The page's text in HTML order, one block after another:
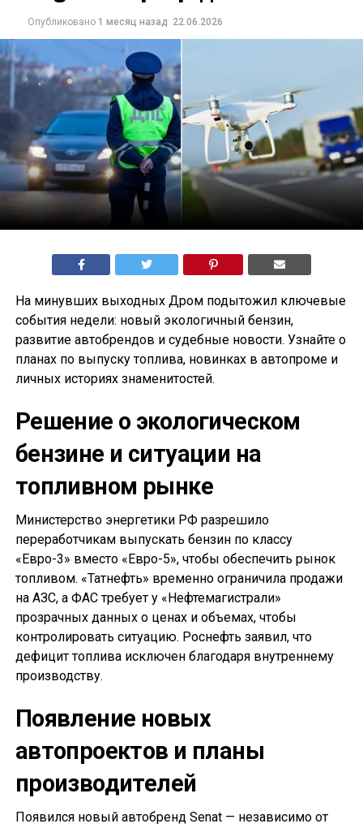
Опубликовано 1 месяц назад 22.06.2026
На минувших выходных Дром подытожил ключевые
события недели: новый экологичный бензин,
развитие автобрендов и судебные новости. Узнайте о
планах по выпуску топлива, новинках в автопроме и
личных историях знаменитостей.
Решение о экологическом
бензине и ситуации на
топливном рынке
Министерство энергетики РФ разрешило
переработчикам выпускать бензин по классу
«Евро-3» вместо «Евро-5», чтобы обеспечить рынок
топливом. «Татнефть» временно ограничила продажи
на АЗС, а ФАС требует у «Нефтемагистрали»
прозрачных данных о ценах и объемах, чтобы
контролировать ситуацию. Роснефть заявил, что
дефицит топлива исключен благодаря внутреннему
производству.
Появление новых
автопроектов и планы
производителей
Появился новый автобренд Senat — независимо от